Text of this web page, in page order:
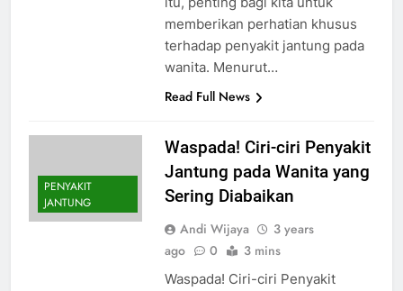
memberikan perhatian khusus
terhadap penyakit jantung pada
wanita. Menurut…
Read Full News
PENYAKIT
JANTUNG
Waspada! Ciri-ciri Penyakit
Jantung pada Wanita yang
Sering Diabaikan
Andi Wijaya
3 years
ago
0 3 mins
Waspada! Ciri-ciri Penyakit